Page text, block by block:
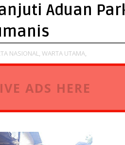
Aduan
NASIONAL, WARTA UTAMA,
ADS HERE